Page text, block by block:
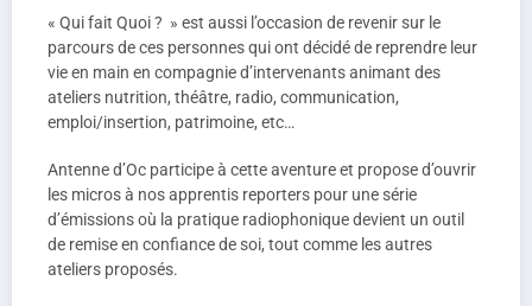
« Qui fait Quoi ? » est aussi l’occasion de revenir sur le
parcours de ces personnes qui ont décidé de reprendre leur
vie en main en compagnie d’intervenants animant des
ateliers nutrition, théâtre, radio, communication,
emploi/insertion, patrimoine, etc…
Antenne d’Oc participe à cette aventure et propose d’ouvrir
les micros à nos apprentis reporters pour une série
d’émissions où la pratique radiophonique devient un outil
de remise en confiance de soi, tout comme les autres
ateliers proposés.